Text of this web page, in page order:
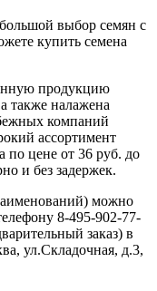
выбор семян с
купить семена
продукцию
также налажена
компаний
ассортимент
по цене от 36 руб. до
и без задержек.
можно
8-495-902-77-
заказ) в
ул.Складочная, д.3,